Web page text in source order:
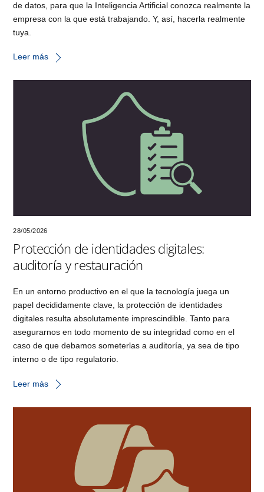
de datos, para que la Inteligencia Artificial conozca realmente la
empresa con la que está trabajando. Y, así, hacerla realmente
tuya.
Leer más
28/05/2026
Protección de identidades digitales:
auditoría y restauración
En un entorno productivo en el que la tecnología juega un
papel decididamente clave, la protección de identidades
digitales resulta absolutamente imprescindible. Tanto para
asegurarnos en todo momento de su integridad como en el
caso de que debamos someterlas a auditoría, ya sea de tipo
interno o de tipo regulatorio.
Leer más